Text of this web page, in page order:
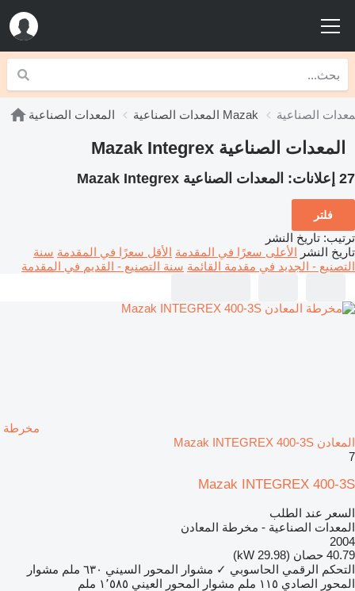
المعدات الصناعية المعدات الصناعية Mazak
المعدات الصناعية Mazak Integrex
27 إعلانات: المعدات الصناعية Mazak Integrex
فلتر
ترتيب: تاريخ النشر
تاريخ النشر الأعلى سعرًا في المقدمة الأقل سعرًا في المقدمة سنة
التصنيع - الجديد في مقدمة القائمة سنة التصنيع - القديم في المقدمة
مخرطة
المعادن Mazak INTEGREX 400-3S
7
Mazak INTEGREX 400-3S
السعر عند الطلب
المعدات الصناعية - مخرطة المعادن
2004
40.79 حصان (29.98 kW)
التحكم الرقمي الحاسوبي ✓ مشوار المحور السيني ٦٣٠ ملم
مشوار
المحور الصادي ١١٥ ملم مشوار المحور العيني ١٬٥٨٥ ملم